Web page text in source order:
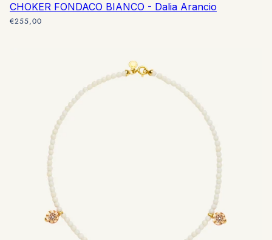
CHOKER FONDACO BIANCO - Dalia Arancio
€255,00